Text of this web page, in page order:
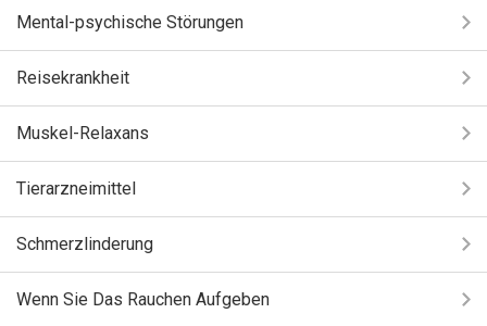
Mental-psychische Störungen
Reisekrankheit
Muskel-Relaxans
Tierarzneimittel
Schmerzlinderung
Wenn Sie Das Rauchen Aufgeben